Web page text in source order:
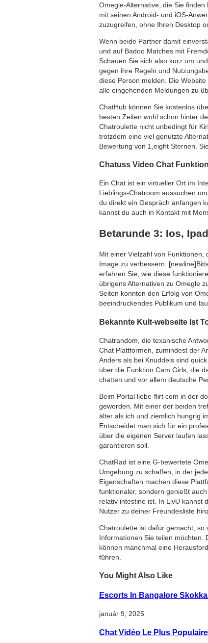
Omegle-Alternative, die Sie
mit seinen Android- und iOS-
zuzugreifen, ohne Ihren Desktop
Wenn beide Partner damit
und auf Badoo Matches mit
Schauen Sie sich also kurz um
gegen ihre Regeln und
diese Person melden. Die
alle eingehenden Meldungen zu
ChatHub können Sie kostenlos
besten Zeiten wohl schon hinter
Chatroulette nicht unbedingt für
trotzdem eine viel genutzte
Bewertung von 1,eight Sternen.
Chatuss Video Chat
Ein Chat ist ein virtueller Ort im
Lieblings-Chatroom aussuchen
du direkt ein Gespräch anfangen
kannst du auch in Kontakt mit
Betarunde 3: Ios,
Mit einer Vielzahl von
Image zu verbessern.
erfahren Sie, wie diese
übrigens Alternativen zu Omegle
Seiten konnten den Erfolg von
beeindruckendes Publikum und
Bekannte Kult-webseite Ist
Chatrandom, die texanische
Chat Plattformen, zumindest der
Anders als bei Knuddels sind
über die Funktion Cam Girls, die
chatten und vor allem deutsche
Beim Portal liebe-flirt com in der
geworden. Mit einer der beiden
älter als ich und ziemlich hungrig
Entscheidet man sich für ein
über die eigenen Server laufen
garantieren soll.
ChatRad ist eine G-bewertete
Umgebung zu schaffen, in der
Eigenschaften machen diese
funktionaler, sondern genießt
relativ intestine ist. In LivU kannst
Nutzer zu deiner Freundesliste
Chatroulette ist dafür gemacht, so
Informationen Sie teilen möchten.
können manchmal eine
führen.
You Might Also Like
Escorts In Bangalore
január 9, 2025
Chat Vidéo Le Plus